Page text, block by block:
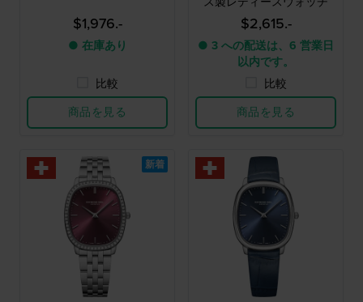
$1,976.-
● 在庫あり
比較
商品を見る
$2,615.-
● 3 への配送は、6 営業日
以内です。
比較
商品を見る
新着